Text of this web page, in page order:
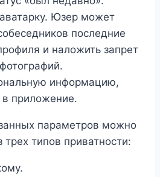
Юзер может
последние
и наложить запрет
информацию,
приложение.
параметров можно
трех типов приватности: